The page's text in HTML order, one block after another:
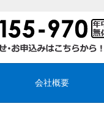
会社概要